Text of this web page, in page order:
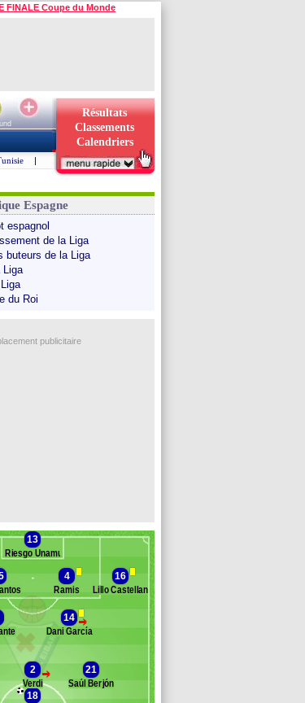
FINALE Coupe du Monde
Résultats
Classements
Calendriers
|
Espagne
espagnol
de la Liga
buteurs de la Liga
Liga
du Roi
publicitaire
remplaçants
13
Riesgo Unamuno
4
Ramis
16
Lillo Castellano
>
14
Dani García
>
2
Verdi
21
Saúl Berjón
18